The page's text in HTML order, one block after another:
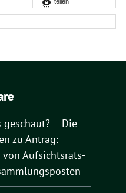
– Die
zu Antrag:
Aufsichtsrats-